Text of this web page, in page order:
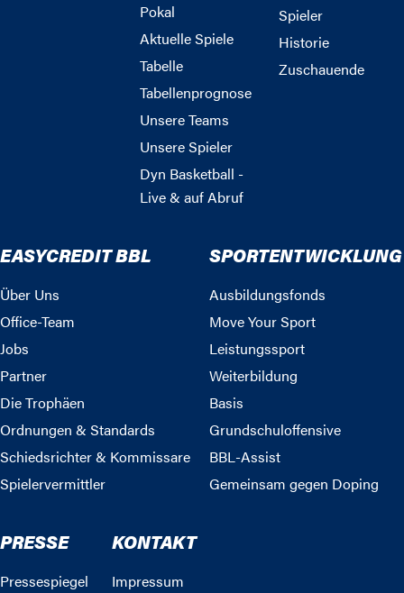
Pokal
Aktuelle Spiele
Tabelle
Tabellenprognose
Unsere Teams
Unsere Spieler
Dyn Basketball -
Live & auf Abruf
Spieler
Historie
Zuschauende
EASYCREDIT BBL
Über Uns
Office-Team
Jobs
Partner
Die Trophäen
Ordnungen & Standards
Schiedsrichter & Kommissare
Spielervermittler
SPORTENTWICKLUNG
Ausbildungsfonds
Move Your Sport
Leistungssport
Weiterbildung
Basis
Grundschuloffensive
BBL-Assist
Gemeinsam gegen Doping
PRESSE
Pressespiegel
KONTAKT
Impressum